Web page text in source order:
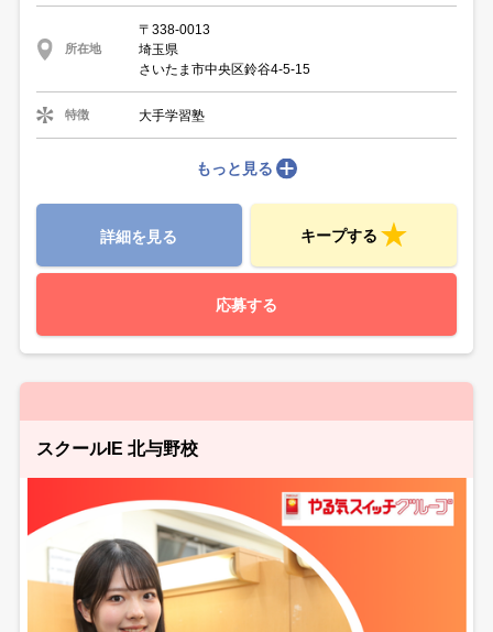
所在地
〒338-0013
埼玉県
さいたま市中央区鈴谷4-5-15
特徴 大手学習塾
もっと見る
詳細を見る キープする
応募する
スクールIE 北与野校